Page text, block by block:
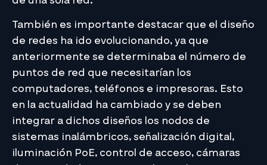
También es importante destacar que el diseño
de redes ha ido evolucionando, ya que
anteriormente se determinaba el número de
puntos de red que necesitarían los
computadores, teléfonos e impresoras. Esto
en la actualidad ha cambiado y se deben
integrar a dichos diseños los nodos de
sistemas inalámbricos, señalización digital,
iluminación PoE, control de acceso, cámaras